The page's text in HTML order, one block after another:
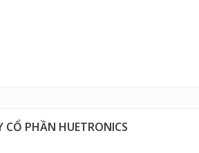
PHẦN HUETRONICS